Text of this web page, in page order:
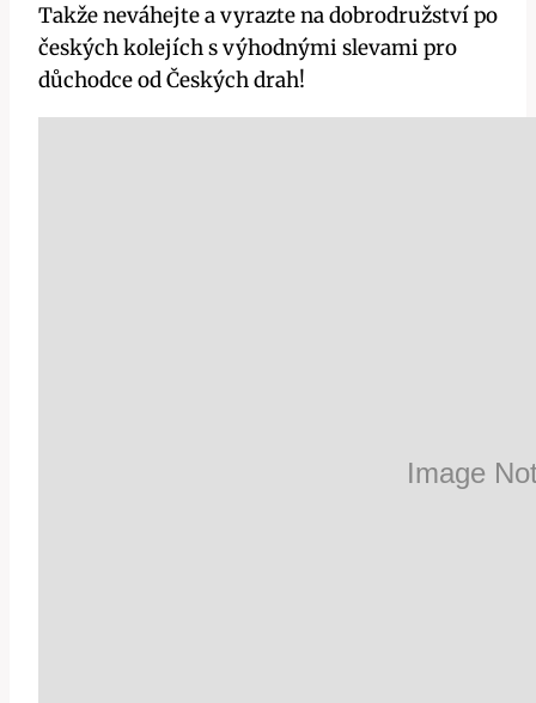
Takže neváhejte a vyrazte na dobrodružství po
českých kolejích s výhodnými slevami pro
důchodce od Českých drah!